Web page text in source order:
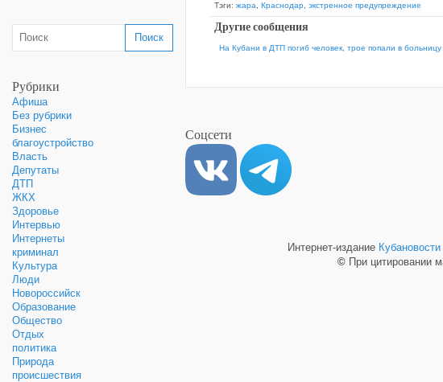
Рубрики
Афиша
Без рубрики
Бизнес
благоустройство
Власть
Депутаты
ДТП
ЖКХ
Здоровье
Интервью
Интернеты
криминал
Культура
Люди
Новороссийск
Образование
Общество
Отдых
политика
Природа
происшествия
Тэги: жара Краснодар экстренное предупреждение
Другие сообщения
На Кубани в ДТП погиб человек, трое попали в больницу
Соцсети
Интернет-издание
© При цитировании